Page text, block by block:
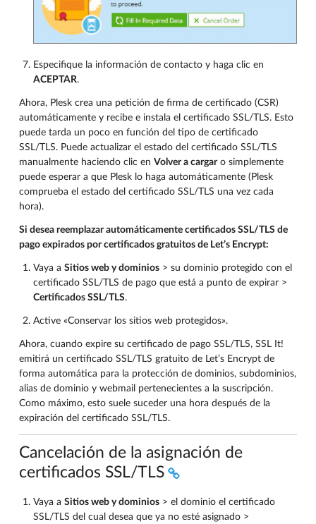
Especifique la información de contacto y haga clic en
ACEPTAR.
Ahora, Plesk crea una petición de firma de certificado (CSR)
automáticamente y recibe e instala el certificado SSL/TLS. Esto
puede tarda un poco en función del tipo de certificado
SSL/TLS. Puede actualizar el estado del certificado SSL/TLS
manualmente haciendo clic en Volver a cargaro simplemente
puede esperar a que Plesk lo haga automáticamente (Plesk
comprueba el estado del certificado SSL/TLS una vez cada
hora).
Si desea reemplazar automáticamente certificados SSL/TLS de
pago expirados por certificados gratuitos de Let’s Encrypt:
Vaya a Sitios web y dominios > su dominio protegido con el
certificado SSL/TLS de pago que está a punto de expirar >
Certificados SSL/TLS.
Active «Conservar los sitios web protegidos».
Ahora, cuando expire su certificado de pago SSL/TLS, SSL It!
emitirá un certificado SSL/TLS gratuito de Let’s Encrypt de
forma automática para la protección de dominios, subdominios,
alias de dominio y webmail pertenecientes a la suscripción.
Como máximo, esto suele suceder una hora después de la
expiración del certificado SSL/TLS.
Cancelación de la asignación de
certificados SSL/TLS
Vaya a Sitios web y dominios > el dominio el certificado
SSL/TLS del cual desea que ya no esté asignado >